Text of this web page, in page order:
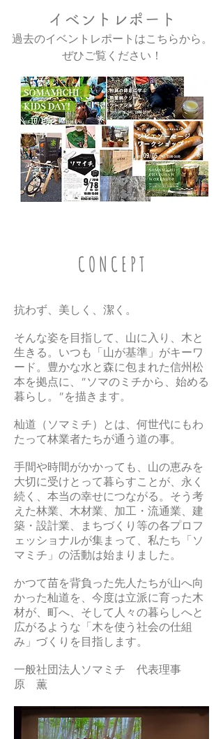
イベントレポート
過去のイベントレポートはこちらから。
​ぜひご覧ください！
C O N C E P T
抗わず、美しく、潔く。
そんな姿を目指して 、山に入り、木と
生きる。いつも「山が基準」がキーワ
ード。豊かな水と森に包まれた信州松
本を拠点に、”ソマのミチから、始める
暮らし。”を描きます。
杣道（ソマミチ）とは、何世代にもわ
たって林業者たちが通う道の事。
手間や時間がかかっても、山の恵みを
大切に受け とって暮らすことが、永く
続く、本当の幸せにつながる。そう考
えた林業、木材業、加工・流通業、建
築・設計業、まちづくり等の各プロフ
ェッショナルが集まって、私たち「ソ
マミチ」の活動は始まりました。
かつて苗を背負った先人たちが山へ向
かった杣道を、今度は立派に育った木
材が、町へ、そして人々の暮らしへと
広がるような「木を使う社会の仕組
み」づくりを目指します。
一般社団法人ソマミチ 代表理事
原 薫